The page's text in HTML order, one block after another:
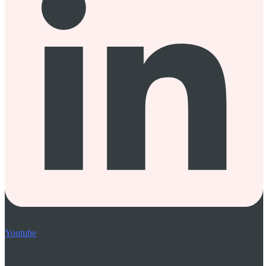
Youtube